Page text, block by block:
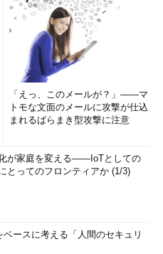
普段目にする温度（セ氏温
キリの良い基準を置く仕様に
の0°Cは絶対温度で確認してみ
。
はないセ氏温度をはじめとし
う計算結果になりますが、絶
となっており、2を掛けた
ないことが分かります。こう
および割り算をした結果に意
「えっ、このメールが？」――マ
トモな文面のメールに攻撃が仕込
まれるばらまき型攻撃に注意
が家庭を変える――IoTとしての
とってのフロンティアか (1/3)
ベースに考える「人間のセキュリ